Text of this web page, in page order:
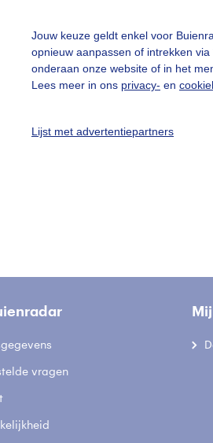
Jouw keuze geldt enkel voor
opnieuw aanpassen of intrekken via
onderaan onze website of in het
Lees meer in ons privacy- en
Lijst met advertentiepartners
Lente Natuur
slideshow
vragen